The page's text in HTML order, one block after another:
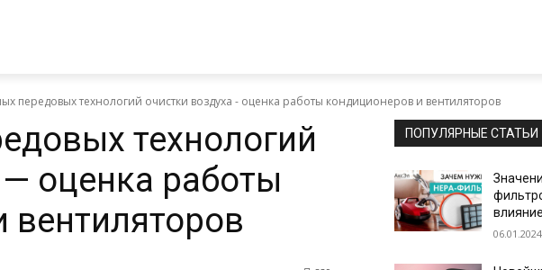
передовых технологий очистки воздуха - оценка работы кондиционеров и вентиляторов
технологий
оценка работы
вентиляторов
ПОПУЛЯРНЫЕ СТАТЬИ
06.01.2024